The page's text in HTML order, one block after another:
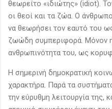
θεωρείτο «ιδιώτης» (idiot).
οι θεοί και τα ζώα. Ο
να θεωρήσει τον εαυτό του
ζωώδη συμπεριφορά. Μόνον η
ανθρωπινότητα του, ως
Η σημερινή δημοκρατική
χαρακτήρα. Παρά τα
την εύρυθμη λειτουργία της,